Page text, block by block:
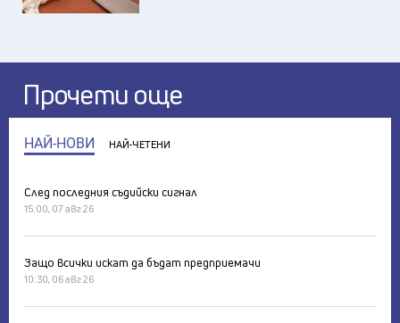
Прочети още
НАЙ-НОВИ НАЙ-ЧЕТЕНИ
След последния съдийски сигнал
15:00, 07 авг 26
Защо всички искат да бъдат предприемачи
10:30, 06 авг 26